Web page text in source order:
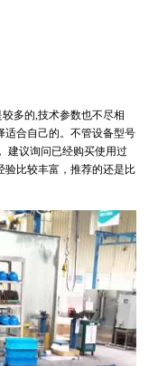
多的,技术参数也不尽相
适合自己的。不管设备型号
建议询问已经购买使用过
验比较丰富，推荐的还是比